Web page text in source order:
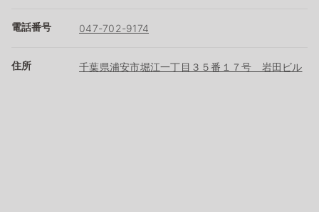
電話番号 047-702-9174
住所 千葉県浦安市堀江一丁目３５番１７号 岩田ビル